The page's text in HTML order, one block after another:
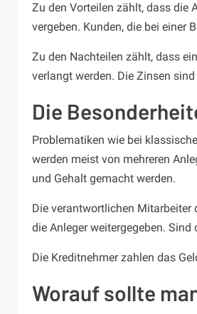
Zu den Vorteilen zählt, dass die
vergeben. Kunden, die bei einer
Zu den Nachteilen zählt, dass
verlangt werden. Die Zinsen
Die
Problematiken wie bei
werden meist von mehreren
und Gehalt gemacht werden.
Die verantwortlichen Mitarbeiter
die Anleger weitergegeben.
Die Kreditnehmer zahlen das
Worauf sollte